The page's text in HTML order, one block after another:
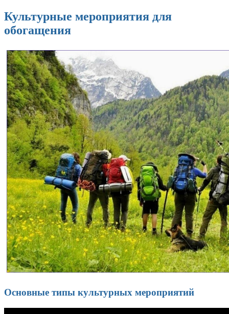
Культурные мероприятия для
обогащения
Основные типы культурных мероприятий